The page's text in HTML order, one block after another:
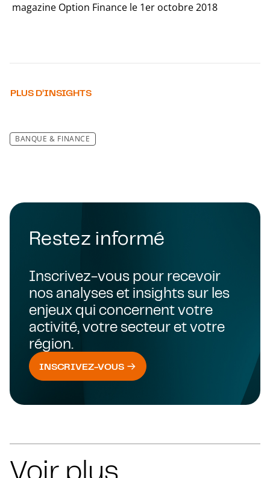
magazine Option Finance le 1er octobre 2018
PLUS D’INSIGHTS
BANQUE & FINANCE
Restez informé
Inscrivez-vous pour recevoir
nos analyses et insights sur les
enjeux qui concernent votre
activité, votre secteur et votre
région.
INSCRIVEZ-VOUS
Voir plus